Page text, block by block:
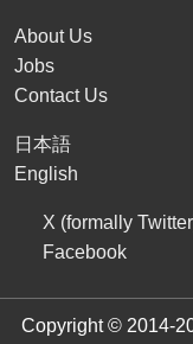
About Us
Jobs
Contact Us
日本語
English
X (formally
Facebook
Copyright © 2014-